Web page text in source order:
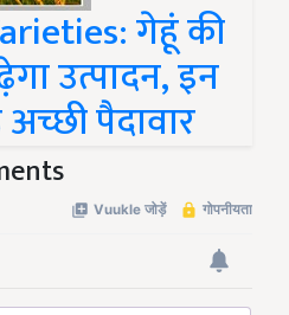
गेहूं की
उत्पादन, इन
अच्छी पैदावार